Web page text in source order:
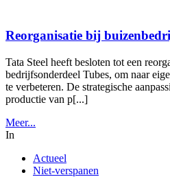
Reorganisatie bij
Tata Steel heeft besloten tot een
bedrijfsonderdeel Tubes, om naar
te verbeteren. De strategische
productie van p[...]
Meer...
In
Actueel
Niet-verspanen